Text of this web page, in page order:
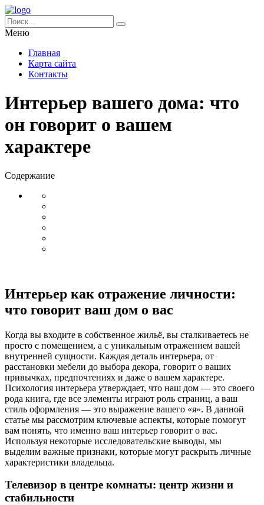
Меню
Главная
Карта сайта
Контакты
Интерьер вашего дома: что
он говорит о вашем
характере
Содержание
Интерьер как отражение личности:
что говорит ваш дом о вас
Когда вы входите в собственное жильё, вы сталкиваетесь не
просто с помещением, а с уникальным отражением вашей
внутренней сущности. Каждая деталь интерьера, от
расстановки мебели до выбора декора, говорит о ваших
привычках, предпочтениях и даже о вашем характере.
Психология интерьера утверждает, что наш дом — это своего
рода книга, где все элементы играют роль страниц, а ваш
стиль оформления — это выражение вашего «я». В данной
статье мы рассмотрим ключевые аспекты, которые помогут
вам понять, что именно ваш интерьер говорит о вас.
Используя некоторые исследовательские выводы, мы
выделим важные признаки, которые могут раскрыть личные
характеристики владельца.
Телевизор в центре комнаты: центр жизни и
стабильности